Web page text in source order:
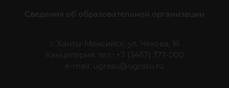
Сведения об образовательной организации
г. Ханты-Мансийск, ул. Чехова, 16
Канцелярия: тел.: +7 (3467) 377-000
e-mail:
ugrasu@ugrasu.ru